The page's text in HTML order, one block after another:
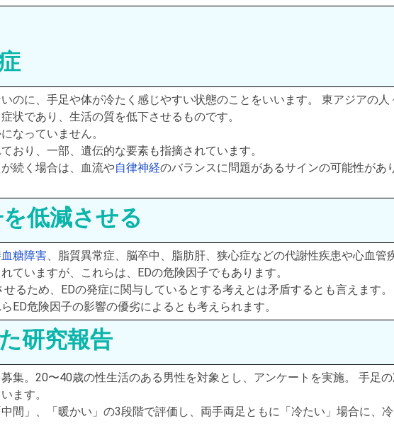
のに、手足や体が冷たく感じやすい状態のことをいいます。 東アジアの人
状であり、生活の質を低下させるものです。
なっていません。
おり、一部、遺伝的な要素も指摘されています。
続く場合は、血流や自律神経のバランスに問題があるサインの可能性があ
低減させる
糖障害、脂質異常症、脳卒中、脂肪肝、狭心症などの代謝性疾患や心血管
ていますが、これらは、EDの危険因子でもあります。
るため、EDの発症に関与しているとする考えとは矛盾するとも言えます。
ED危険因子の影響の優劣によるとも考えられます。
研究報告
集。20〜40歳の性生活のある男性を対象とし、アンケートを実施。 手足
ます。
間」、「暖かい」の3段階で評価し、両手両足ともに「冷たい」場合に、冷